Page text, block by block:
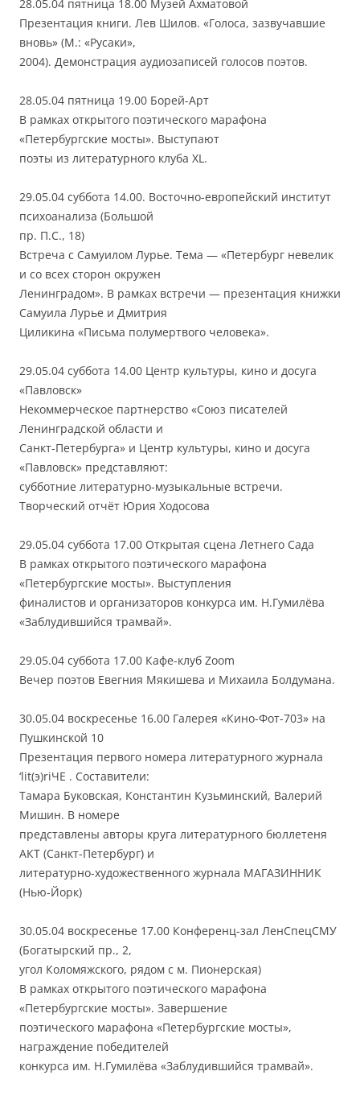
28.05.04 пятница 18.00 Музей Ахматовой
Презентация книги. Лев Шилов. «Голоса, зазвучавшие
вновь» (М.: «Русаки»,
2004). Демонстрация аудиозаписей голосов поэтов.
28.05.04 пятница 19.00 Борей-Арт
В рамках открытого поэтического марафона
«Петербургские мосты». Выступают
поэты из литературного клуба XL.
29.05.04 cуббота 14.00. Восточно-европейский институт
психоанализа (Большой
пр. П.С., 18)
Встреча с Самуилом Лурье. Тема — «Петербург невелик
и со всех сторон окружен
Ленинградом». В рамках встречи — презентация книжки
Самуила Лурье и Дмитрия
Циликина «Письма полумертвого человека».
29.05.04 суббота 14.00 Центр культуры, кино и досуга
«Павловск»
Некоммерческое партнерство «Союз писателей
Ленинградской области и
Санкт-Петербурга» и Центр культуры, кино и досуга
«Павловск» представляют:
субботние литературно-музыкальные встречи.
Творческий отчёт Юрия Ходосова
29.05.04 суббота 17.00 Открытая сцена Летнего Сада
В рамках открытого поэтического марафона
«Петербургские мосты». Выступления
финалистов и организаторов конкурса им. Н.Гумилёва
«Заблудившийся трамвай».
29.05.04 суббота 17.00 Кафе-клуб Zoom
Вечер поэтов Евегния Мякишева и Михаила Болдумана.
30.05.04 воскресенье 16.00 Галерея «Кино-Фот-703» на
Пушкинской 10
Презентация первого номера литературного журнала
‘lit(э)riЧЕ . Составители:
Тамара Буковская, Константин Кузьминский, Валерий
Мишин. В номере
представлены авторы круга литературного бюллетеня
АКТ (Санкт-Петербург) и
литературно-художественного журнала МАГАЗИННИК
(Нью-Йорк)
30.05.04 воскресенье 17.00 Конференц-зал ЛенСпецСМУ
(Богатырский пр., 2,
угол Коломяжского, рядом с м. Пионерская)
В рамках открытого поэтического марафона
«Петербургские мосты». Завершение
поэтического марафона «Петербургские мосты»,
награждение победителей
конкурса им. Н.Гумилёва «Заблудившийся трамвай».